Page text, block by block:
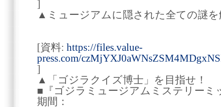
]
▲ミュージアムに隠された全ての謎
[資料: https://files.value-
press.com/
]
▲「ゴジラクイズ博士」を目指せ！
■『ゴジラミュージアムミステリーミ
期間：